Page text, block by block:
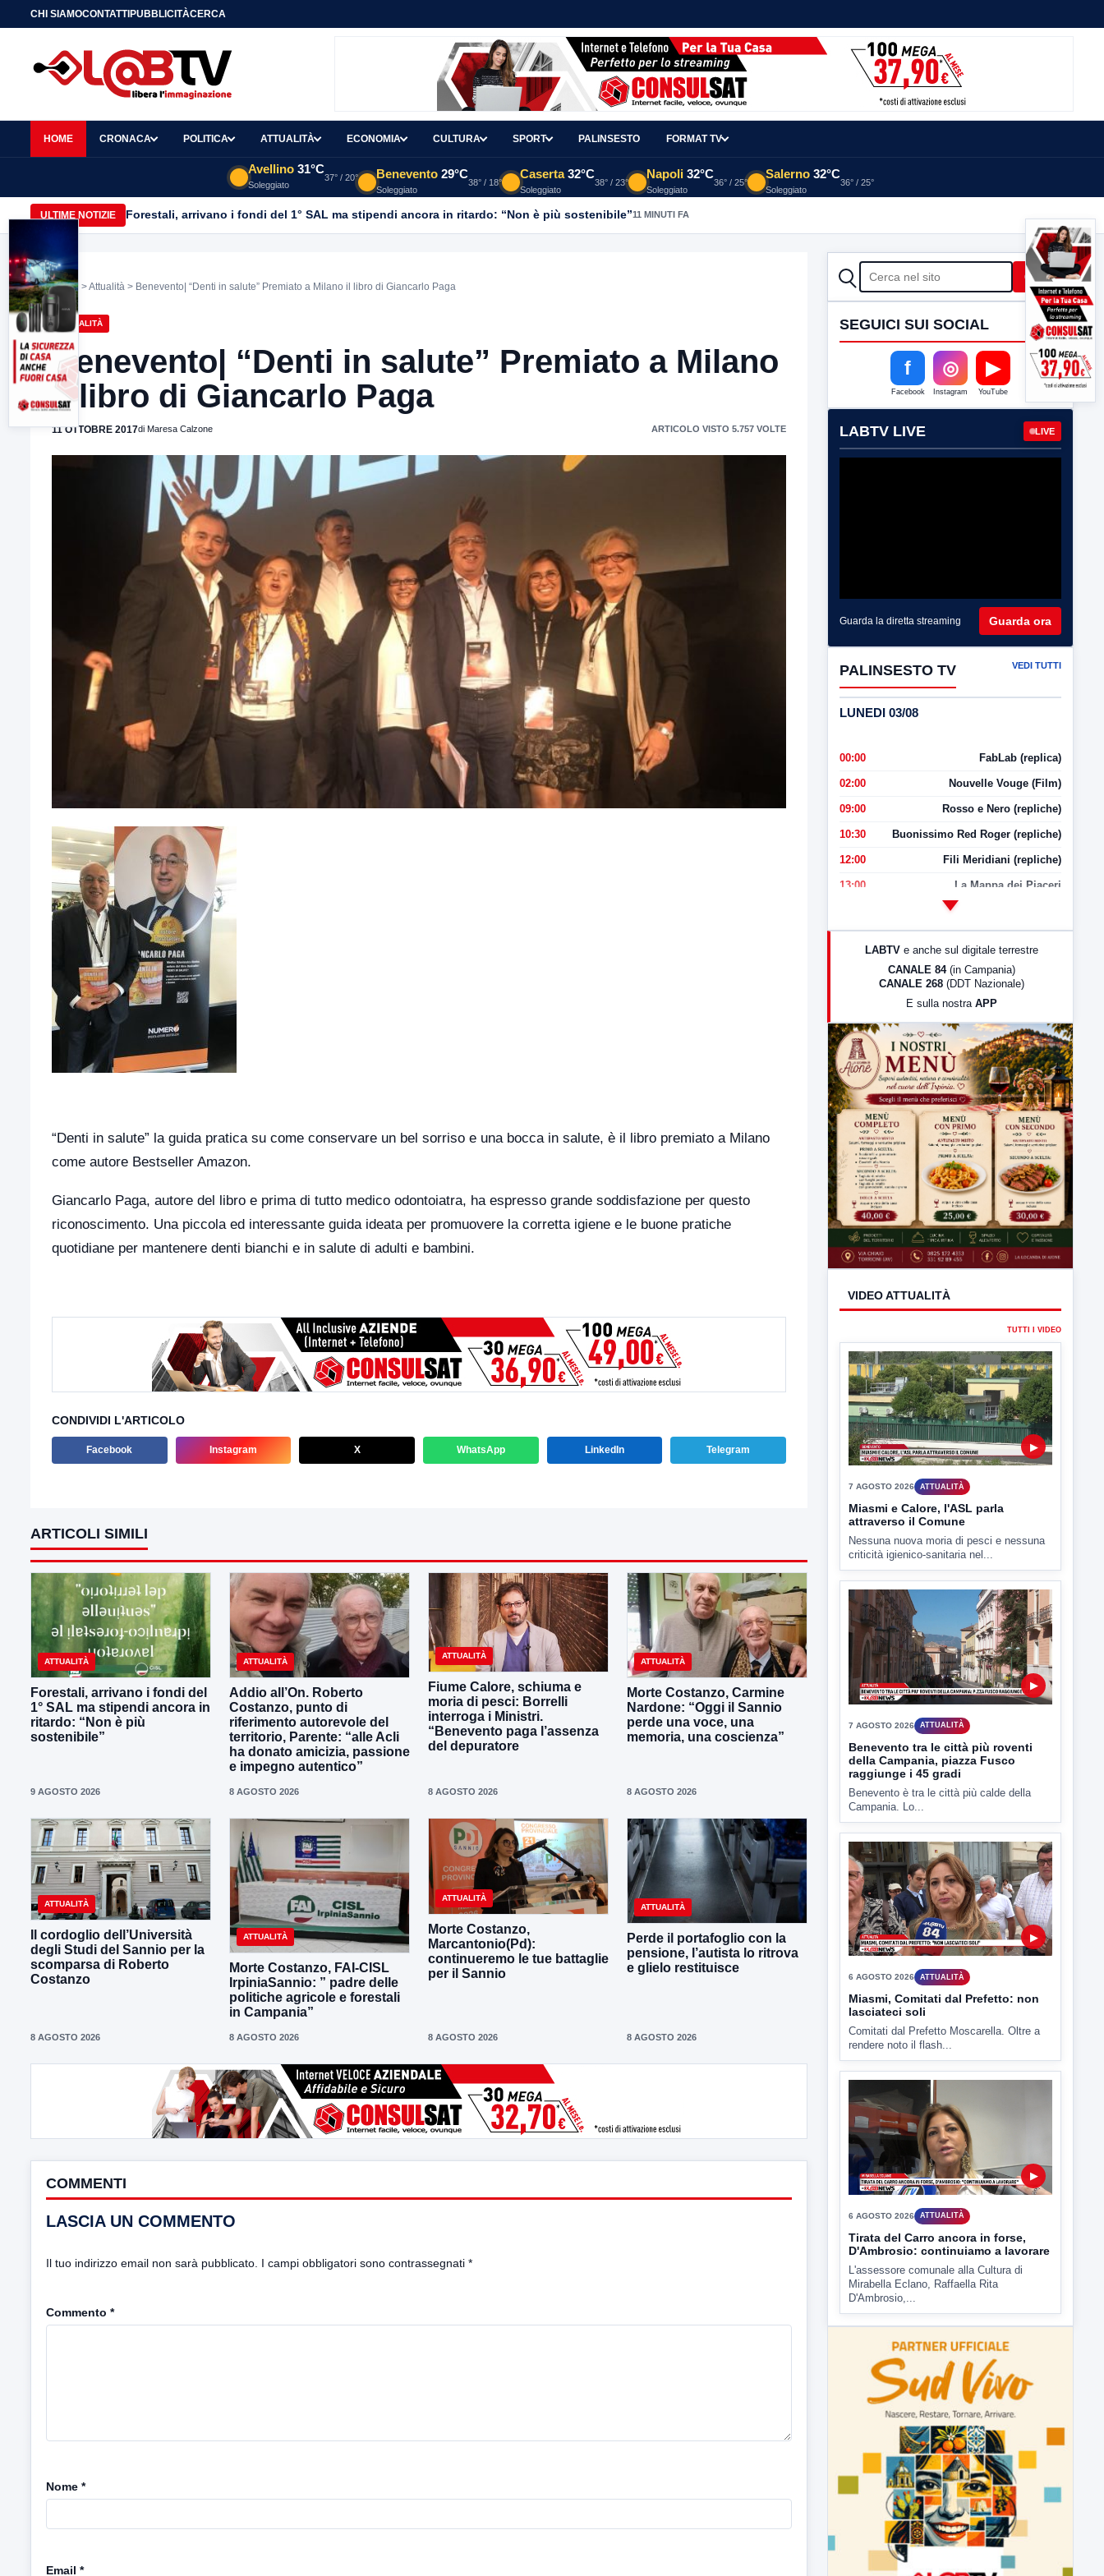
CHI SIAMOCONTATTIPUBBLICITÀCERCA
HOME CRONACA POLITICA ATTUALITÀ ECONOMIA CULTURA SPORT PALINSESTO FORMAT TV
Avellino 31°C
Soleggiato
37° / 20° Benevento 29°C
Soleggiato
38° / 18°
Caserta 32°C
Soleggiato
38° / 23°
Napoli 32°C
Soleggiato
36° / 25°
Salerno 32°C
Soleggiato
36° / 25°
ULTIME NOTIZIE Forestali, arrivano i fondi del 1° SAL ma stipendi ancora in ritardo: “Non è più sostenibile”11 MINUTI FA
Home >Attualità > Benevento| “Denti in salute” Premiato a Milano il libro di Giancarlo Paga
ATTUALITÀ
Benevento| “Denti in salute” Premiato a Milano
il libro di Giancarlo Paga
11 OTTOBRE 2017di Maresa Calzone ARTICOLO VISTO 5.757 VOLTE
“Denti in salute” la guida pratica su come conservare un bel sorriso e una bocca in salute, è il libro premiato a Milano
come autore Bestseller Amazon.
Giancarlo Paga, autore del libro e prima di tutto medico odontoiatra, ha espresso grande soddisfazione per questo
riconoscimento. Una piccola ed interessante guida ideata per promuovere la corretta igiene e le buone pratiche
quotidiane per mantenere denti bianchi e in salute di adulti e bambini.
CONDIVIDI L'ARTICOLO
Facebook Instagram X WhatsApp LinkedIn Telegram
ARTICOLI SIMILI
ATTUALITÀ
Forestali, arrivano i fondi del
1° SAL ma stipendi ancora in
ritardo: “Non è più
sostenibile”
9 AGOSTO 2026
ATTUALITÀ
Addio all’On. Roberto
Costanzo, punto di
riferimento autorevole del
territorio, Parente: “alle Acli
ha donato amicizia, passione
e impegno autentico”
8 AGOSTO 2026
ATTUALITÀ
Fiume Calore, schiuma e
moria di pesci: Borrelli
interroga i Ministri.
“Benevento paga l’assenza
del depuratore
8 AGOSTO 2026
ATTUALITÀ
Morte Costanzo, Carmine
Nardone: “Oggi il Sannio
perde una voce, una
memoria, una coscienza”
8 AGOSTO 2026
ATTUALITÀ
Il cordoglio dell’Università
degli Studi del Sannio per la
scomparsa di Roberto
Costanzo
8 AGOSTO 2026
ATTUALITÀ
Morte Costanzo, FAI-CISL
IrpiniaSannio: ” padre delle
politiche agricole e forestali
in Campania”
8 AGOSTO 2026
ATTUALITÀ
Morte Costanzo,
Marcantonio(Pd):
continueremo le tue battaglie
per il Sannio
8 AGOSTO 2026
ATTUALITÀ
Perde il portafoglio con la
pensione, l’autista lo ritrova
e glielo restituisce
8 AGOSTO 2026
COMMENTI
LASCIA UN COMMENTO
Il tuo indirizzo email non sarà pubblicato. I campi obbligatori sono contrassegnati *
Commento *
Nome *
Email *
CERCA Cerca
SEGUICI SUI SOCIAL
f
Facebook
◎
Instagram
▶
YouTube
LABTV LIVE LIVE
Guarda la diretta streaming Guarda ora
PALINSESTO TV VEDI TUTTI
LUNEDI 03/08
00:00 FabLab (replica)
02:00 Nouvelle Vouge (Film)
09:00 Rosso e Nero (repliche)
10:30 Buonissimo Red Roger (repliche)
12:00 Fili Meridiani (repliche)
13:00 La Mappa dei Piaceri
LabNews (Diretta)
23:00 LabNews (replica)
LABTV e anche sul digitale terrestre
CANALE 84 (in Campania)
CANALE 268 (DDT Nazionale)
E sulla nostra APP
VIDEO ATTUALITÀ
▶
7 AGOSTO 2026 ATTUALITÀ
Miasmi e Calore, l'ASL parla
attraverso il Comune
Nessuna nuova moria di pesci e nessuna
criticità igienico-sanitaria nel...
▶
7 AGOSTO 2026 ATTUALITÀ
Benevento tra le città più roventi
della Campania, piazza Fusco
raggiunge i 45 gradi
Benevento è tra le città più calde della
Campania. Lo...
6 AGOSTO 2026 ATTUALITÀ
Miasmi, Comitati dal Prefetto: non
lasciateci soli
Comitati dal Prefetto Moscarella. Oltre a
rendere noto il flash...
6 AGOSTO 2026 ATTUALITÀ
Tirata del Carro ancora in forse,
D'Ambrosio: continuiamo a lavorare
L'assessore comunale alla Cultura di
Mirabella Eclano, Raffaella Rita
D'Ambrosio,...